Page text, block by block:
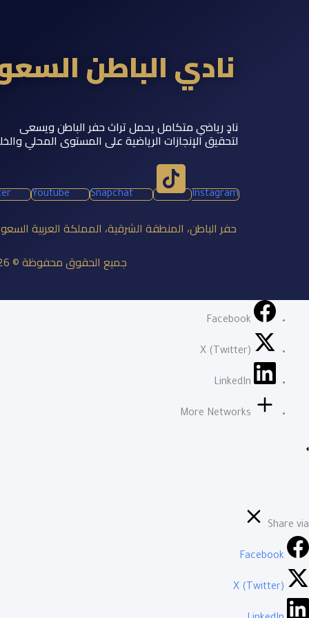
نادي الباطن
نادٍ رياضي متكامل يحمل تراث حفر الباطن ويسعى
لتحقيق الإنجازات الرياضية على المستوى المحلي
Youtube Snapchat Instagram
حفر الباطن، المنطقة الشرقية، المملكة العربية
جميع الحقوق محفوظة © 2026 نادي الباطن السعودي
Facebook
X (Twitter)
LinkedIn
More Networks
Share via
Facebook
X (Twitter)